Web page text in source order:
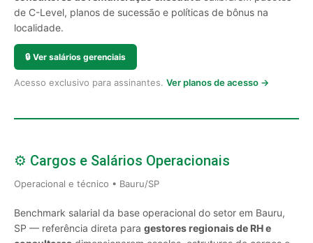
de C-Level, planos de sucessão e políticas de bônus na
localidade.
🔒 Ver salários gerenciais
Acesso exclusivo para assinantes. Ver planos de acesso →
⚙️ Cargos e Salários Operacionais
Operacional e técnico • Bauru/SP
Benchmark salarial da base operacional do setor em Bauru,
SP — referência direta para gestores regionais de RH e